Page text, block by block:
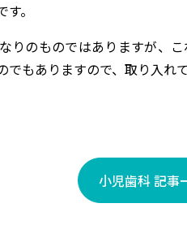
。
りのものではありますが、
でもありますので、取り入れ
小児歯科 記事